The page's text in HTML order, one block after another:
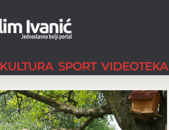
KULTURA SPORT VIDEOTEKA